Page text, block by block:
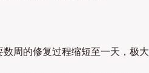
周的修复过程缩短至一天，极大